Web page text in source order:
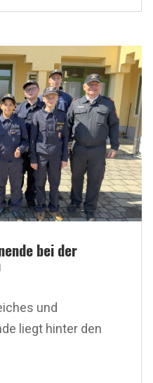
bei der
und
liegt hinter den